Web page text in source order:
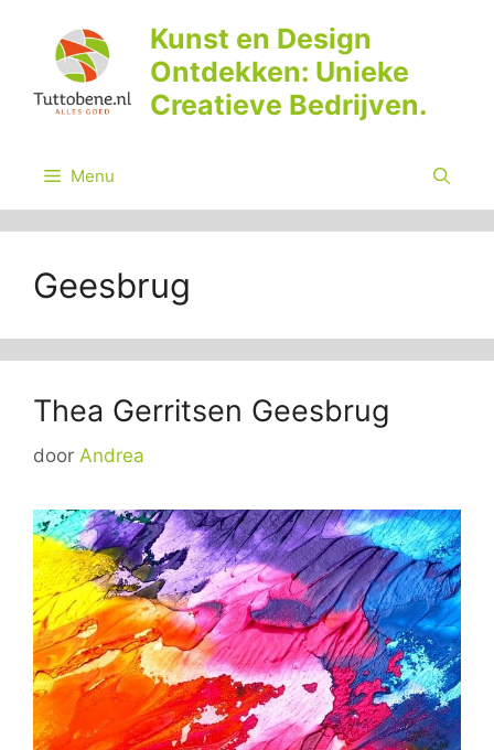
inhoud
Kunst en Design
Ontdekken: Unieke
Creatieve Bedrijven.
Menu
Geesbrug
Thea Gerritsen Geesbrug
door Andrea